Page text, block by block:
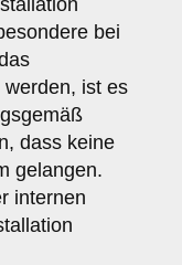
bei
ist es
dass keine
gelangen.
internen